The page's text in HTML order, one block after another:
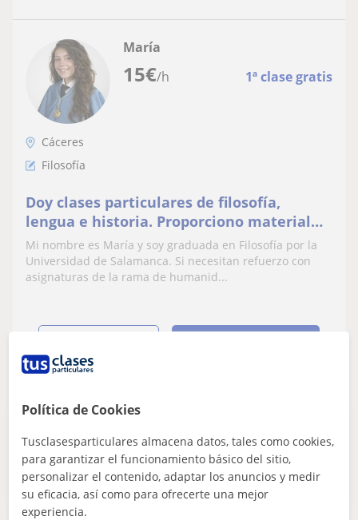
15€/h 1ª clase gratis
María
Cáceres
Filosofía
Doy clases particulares de filosofía,
lengua e historia. Proporciono material
complementario, técnicas de estudio y
apoyo
Mi nombre es María y soy graduada en Filosofía por la
Universidad de Salamanca. Si necesitan refuerzo con
asignaturas de la rama de humanid...
Publica un anuncio y los profesores podrán contactarte
Publicar anuncio
Política de Cookies
Tusclasesparticulares almacena datos, tales como cookies,
para garantizar el funcionamiento básico del sitio,
personalizar el contenido, adaptar los anuncios y medir
su eficacia, así como para ofrecerte una mejor
experiencia.